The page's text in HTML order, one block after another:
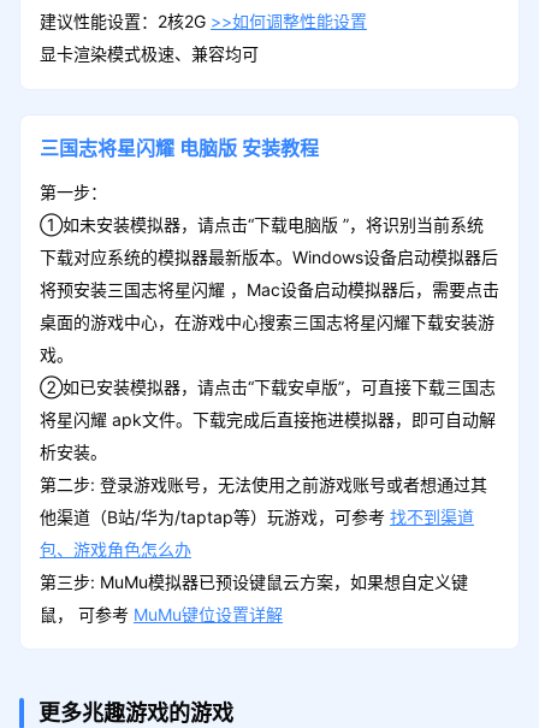
建议性能设置：2核2G >>如何调整性能设置
显卡渲染模式极速、兼容均可
三国志将星闪耀 电脑版 安装教程
第一步：
①如未安装模拟器，请点击“下载电脑版 ”，将识别当前系统
下载对应系统的模拟器最新版本。Windows设备启动模拟器后
将预安装三国志将星闪耀 ，Mac设备启动模拟器后，需要点击
桌面的游戏中心，在游戏中心搜索三国志将星闪耀下载安装游
戏。
②如已安装模拟器，请点击“下载安卓版”，可直接下载三国志
将星闪耀 apk文件。下载完成后直接拖进模拟器，即可自动解
析安装。
第二步: 登录游戏账号，无法使用之前游戏账号或者想通过其
他渠道（B站/华为/taptap等）玩游戏，可参考 找不到渠道
包、游戏角色怎么办
第三步: MuMu模拟器已预设键鼠云方案，如果想自定义键
鼠， 可参考 MuMu键位设置详解
更多兆趣游戏的游戏